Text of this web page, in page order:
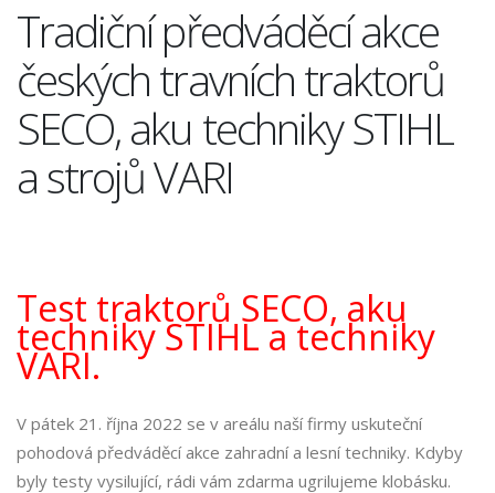
Tradiční předváděcí akce
českých travních traktorů
SECO, aku techniky STIHL
a strojů VARI
Test traktorů SECO, aku
techniky STIHL a techniky
VARI.
V pátek 21. října 2022 se v areálu naší firmy uskuteční
pohodová předváděcí akce zahradní a lesní techniky. Kdyby
byly testy vysilující, rádi vám zdarma ugrilujeme klobásku.